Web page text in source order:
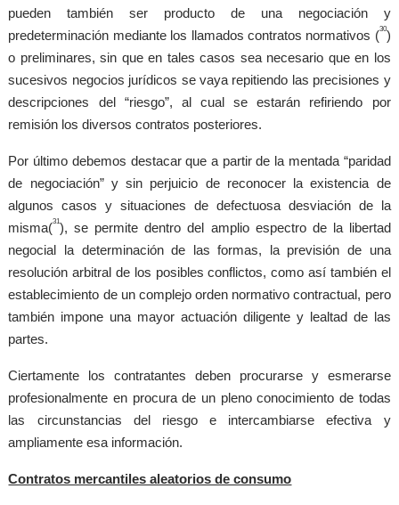
pueden también ser producto de una negociación y
predeterminación mediante los llamados contratos normativos (30)
o preliminares, sin que en tales casos sea necesario que en los
sucesivos negocios jurídicos se vaya repitiendo las precisiones y
descripciones del “riesgo”, al cual se estarán refiriendo por
remisión los diversos contratos posteriores.
Por último debemos destacar que a partir de la mentada “paridad
de negociación” y sin perjuicio de reconocer la existencia de
algunos casos y situaciones de defectuosa desviación de la
misma(31), se permite dentro del amplio espectro de la libertad
negocial la determinación de las formas, la previsión de una
resolución arbitral de los posibles conflictos, como así también el
establecimiento de un complejo orden normativo contractual, pero
también impone una mayor actuación diligente y lealtad de las
partes.
Ciertamente los contratantes deben procurarse y esmerarse
profesionalmente en procura de un pleno conocimiento de todas
las circunstancias del riesgo e intercambiarse efectiva y
ampliamente esa información.
Contratos mercantiles aleatorios de consumo